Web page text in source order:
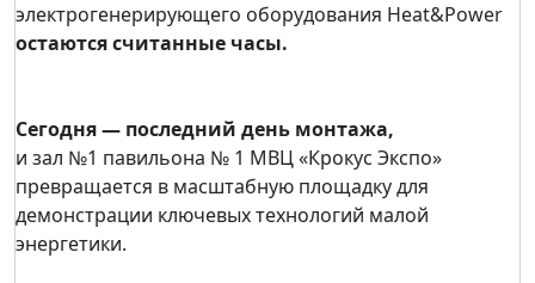
электрогенерирующего оборудования Heat&Power
остаются считанные часы.
Сегодня — последний день монтажа,
и зал №1 павильона № 1 МВЦ «Крокус Экспо»
превращается в масштабную площадку для
демонстрации ключевых технологий малой
энергетики.